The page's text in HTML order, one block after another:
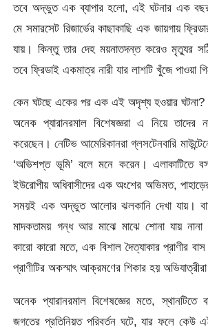
তবে অদ্ভুত এক ব্যাপার হলো, এই ঘটনার এক
মে সমারসেট রিজার্ভের কাছাকাছি এক জায়গায়
যায়। কিন্তু তার দেহ ময়নাতদন্ত করেও মৃত্যুর
তবে ফ্রিডাই একমাত্র নারী যার লাশটি খুঁজে পাওয়া
কেন ঘটছে একের পর এক এই অদৃশ্য হওয়ার ঘটনা?
অনেক প্যারানরমাল বিশেষজ্ঞরা এ নিয়ে তাদের
করেছেন। নেটিভ আমেরিকানরা গ্লসটেনবারি
‘অভিশপ্ত ভূমি’ বলে মনে করেন। এলাকাটিতে
ইউরোপীয় অধিবাসীদের এক অংশের অভিমত,
সময়ই এক অদ্ভুত আলোর ঝলকানি দেখা যায়।
মাদকতাময় গন্ধ আর মাঝে মাঝে শোনা যায়
কারো কারো মতে, এক বিশাল দৈত্যাকার প্রাণীর
প্রাণীটির অকস্মাৎ আক্রমণের শিকার হয়
অনেক প্যারানরমাল বিশেষজ্ঞের মতে, স্থানটিতে
জগতের প্রতিনিয়ত পরিবর্তন ঘটে, যার ফলে